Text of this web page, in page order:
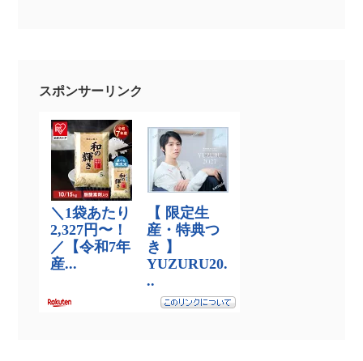
スポンサーリンク